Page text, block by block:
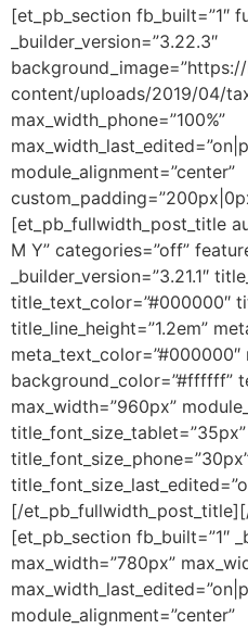
[et_pb_section fb_built=”1″
_builder_version=”3.22.3″
content/uploads/2019/04/
max_width_phone=”100%”
module_alignment=”center”
[et_pb_fullwidth_post_title
M Y” categories=”off”
_builder_version=”3.21.1″
title_text_color=”#000000″
title_line_height=”1.2em”
meta_text_color=”#000000″
background_color=”#ffffff”
max_width=”960px”
title_font_size_tablet=”35px”
[/
[et_pb_section fb_built=”1″
max_width=”780px”
module_alignment=”center”